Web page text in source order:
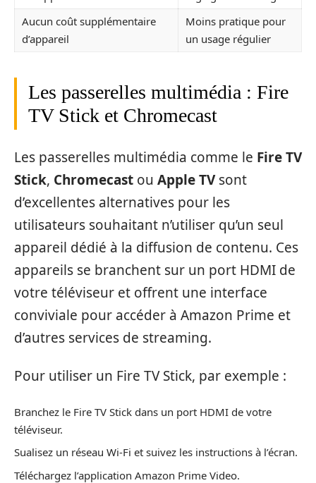
Aucun coût supplémentaire
d’appareil
Moins pratique pour
un usage régulier
Les passerelles multimédia : Fire
TV Stick et Chromecast
Les passerelles multimédia comme le Fire TV
Stick, Chromecast ou Apple TVsont
d’excellentes alternatives pour les
utilisateurs souhaitant n’utiliser qu’un seul
appareil dédié à la diffusion de contenu. Ces
appareils se branchent sur un port HDMI de
votre téléviseur et offrent une interface
conviviale pour accéder à Amazon Prime et
d’autres services de streaming.
Pour utiliser un Fire TV Stick, par exemple :
Branchez le Fire TV Stick dans un port HDMI de votre
téléviseur.
Sualisez un réseau Wi-Fi et suivez les instructions à l’écran.
Téléchargez l’application Amazon Prime Video.